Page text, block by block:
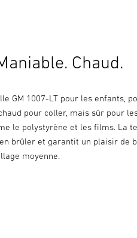
Chaud.
GM 1007-LT pour les enfants,
pour coller, mais sûr pour
le polystyrène et les films. La
brûler et garantit un plaisir de
moyenne.